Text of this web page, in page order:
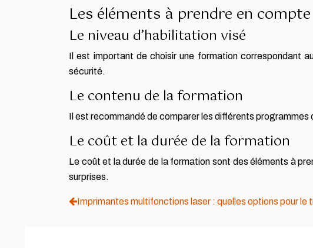
Les éléments à prendre en
Le niveau d’habilitation visé
Il est important de choisir une formation correspondant
sécurité.
Le contenu de la formation
Il est recommandé de comparer les différents programmes
Le coût et la durée de la formation
Le coût et la durée de la formation sont des éléments à
surprises.
Imprimantes multifonctions laser : quelles options pour le